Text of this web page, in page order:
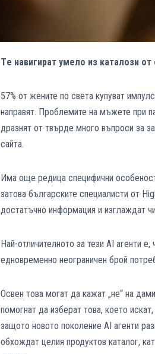
Tе навигират умело из каталози
57% от жените по света купуват
направят. Проблемите на мъжете при
дразнят от твърде много въпроси за
сайта.
Има още редица специфични
затова българските специалисти от
достатъчно информация и изглаждат
Най-отличителното за тези AI агенти
едновременно неограничен брой
Освен това могат да кажат „не“ на
помогнат да изберат това, което
защото новото поколение AI агенти
обхождат целия продуктов каталог,